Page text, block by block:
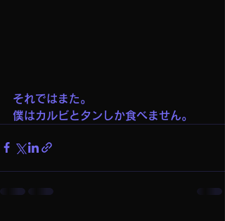
それではまた。
僕はカルビとタンしか食べません。